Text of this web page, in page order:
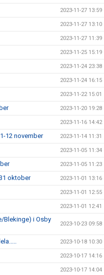
2023-11-27 13:59
2023-11-27 13:10
2023-11-27 11:39
2023-11-25 15:19
2023-11-24 23:38
2023-11-24 16:15
2023-11-22 15:01
2023-11-20 19:28
2023-11-16 14:42
12 november 2023-11-14 11:31
2023-11-05 11:34
2023-11-05 11:23
oktober 2023-11-01 13:16
2023-11-01 12:55
2023-11-01 12:41
Blekinge) i Osby
2023-10-23 09:58
2023-10-18 10:30
2023-10-17 14:16
2023-10-17 14:04